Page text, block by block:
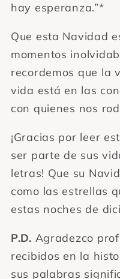
hay esperanza.”*
Que esta Navidad
momentos
recordemos que la
vida está en las
con quienes nos
¡Gracias por leer
ser parte de sus
letras! Que su
como las estrellas
estas noches de
P.D. Agradezco
recibidos en la
sus palabras